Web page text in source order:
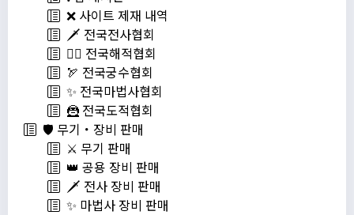
❌ 사이트 제재 내역
🗡️ 전국전사협회
🏴‍☠️ 전국해적협회
🏹 전국궁수협회
✨ 전국마법사협회
🦹 전국도적협회
🛡️ 무기・장비 판매
⚔️ 무기 판매
👑 공용 장비 판매
🗡️ 전사 장비 판매
✨ 마법사 장비 판매